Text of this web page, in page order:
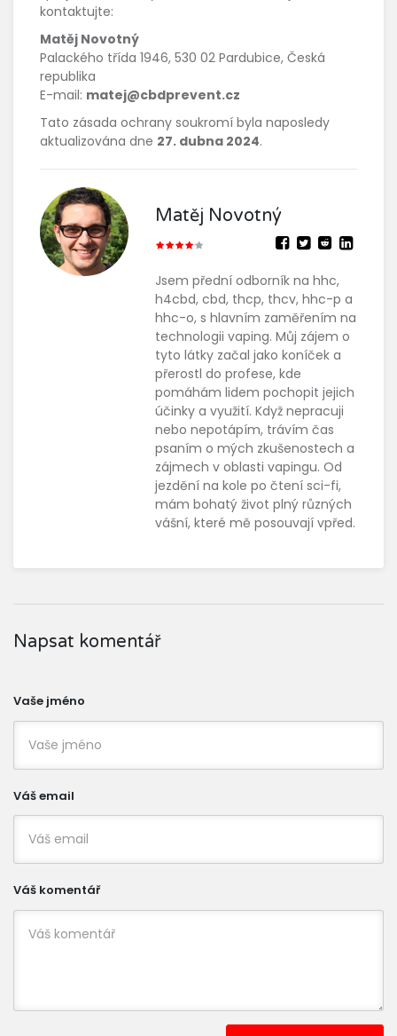
kontaktujte:
Matěj Novotný
Palackého třída 1946, 530 02 Pardubice, Česká
republika
E-mail: matej@cbdprevent.cz
Tato zásada ochrany soukromí byla naposledy
aktualizována dne 27. dubna 2024.
Matěj Novotný
Jsem přední odborník na hhc,
h4cbd, cbd, thcp, thcv, hhc-p a
hhc-o, s hlavním zaměřením na
technologii vaping. Můj zájem o
tyto látky začal jako koníček a
přerostl do profese, kde
pomáhám lidem pochopit jejich
účinky a využití. Když nepracuji
nebo nepotápím, trávím čas
psaním o mých zkušenostech a
zájmech v oblasti vapingu. Od
jezdění na kole po čtení sci-fi,
mám bohatý život plný různých
vášní, které mě posouvají vpřed.
Napsat komentář
Vaše jméno
Váš email
Váš komentář